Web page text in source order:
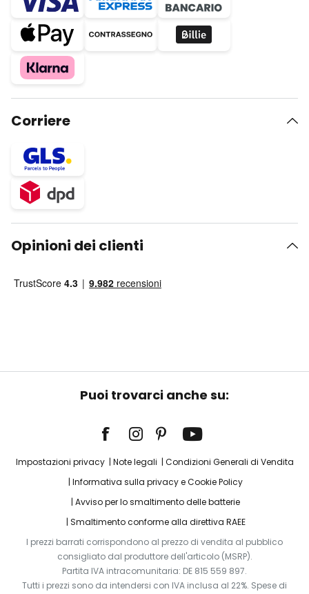
Corriere
Opinioni dei clienti
Puoi trovarci anche su:
Impostazioni privacy Note legali
Condizioni Generali di Vendita
Informativa sulla privacy e Cookie Policy
Avviso per lo smaltimento delle batterie
Smaltimento conforme alla direttiva RAEE
I prezzi barrati corrispondono al prezzo di vendita al pubblico
consigliato dal produttore dell'articolo (MSRP).
Partita IVA intracomunitaria: DE 815 559 897.
Tutti i prezzi sono da intendersi con IVA inclusa al 22%. Spese di